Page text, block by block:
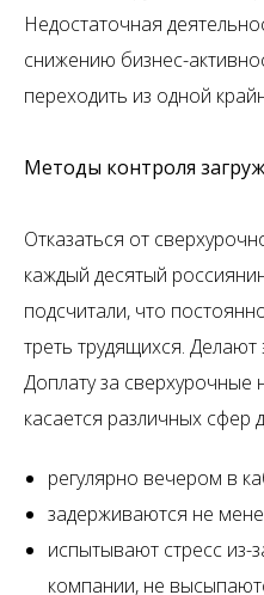
Недостаточная
снижению бизнес-
переходить из одной
Методы контроля
Отказаться от
каждый десятый
подсчитали, что
треть трудящихся.
Доплату за сверхурочные
касается различных сфер
регулярно вечером в
задерживаются не
испытывают стресс из-
компании, не